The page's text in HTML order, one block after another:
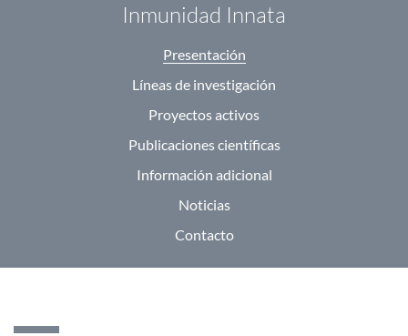
Inmunidad Innata
Presentación
Líneas de investigación
Proyectos activos
Publicaciones científicas
Información adicional
Noticias
Contacto